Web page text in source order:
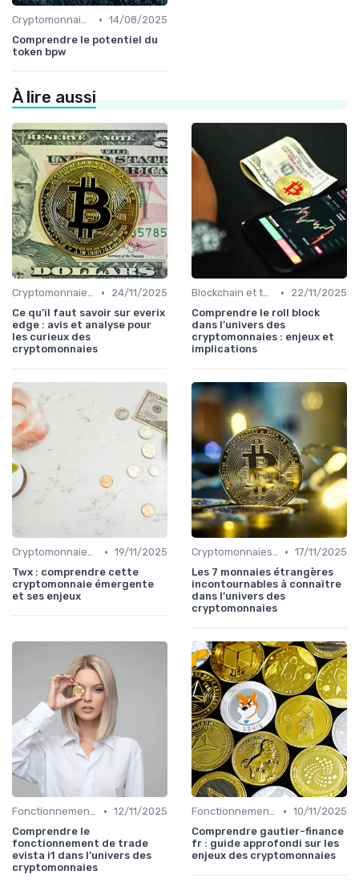
Cryptomonnaies populaires • 14/08/2025
Comprendre le potentiel du
token bpw
À lire aussi
Cryptomonnaies populaires •
24/11/2025
Ce qu’il faut savoir sur everix
edge : avis et analyse pour
les curieux des
cryptomonnaies
Blockchain et technologie •
22/11/2025
Comprendre le roll block
dans l’univers des
cryptomonnaies : enjeux et
implications
Cryptomonnaies populaires • 19/11/2025
Twx : comprendre cette
cryptomonnaie émergente
et ses enjeux
Cryptomonnaies populaires • 17/11/2025
Les 7 monnaies étrangères
incontournables à connaître
dans l’univers des
cryptomonnaies
Fonctionnement des cryptomonnaies • 12/11/2025
Comprendre le
fonctionnement de trade
evista i1 dans l’univers des
cryptomonnaies
Fonctionnement des cryptomonnaies • 10/11/2025
Comprendre gautier-finance
fr : guide approfondi sur les
enjeux des cryptomonnaies